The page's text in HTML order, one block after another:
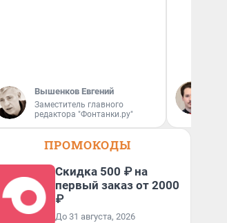
Вышенков Евгений
Заместитель главного
редактора "Фонтанки.ру"
ПРОМОКОДЫ
Скидка 500 ₽ на
первый заказ от 2000
₽
До 31 августа, 2026